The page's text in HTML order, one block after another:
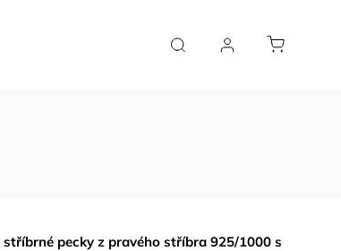
Doplňky a poukazy Vše Soutěž
stříbrné pecky z pravého stříbra 925/1000 s